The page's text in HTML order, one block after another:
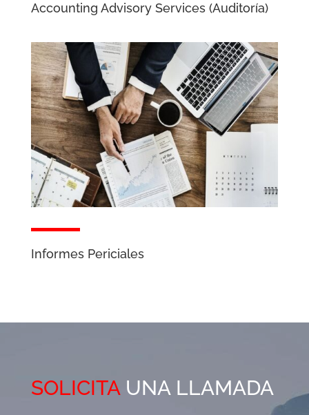
Accounting Advisory Services (Auditoría)
Informes Periciales
SOLICITAUNA LLAMADA